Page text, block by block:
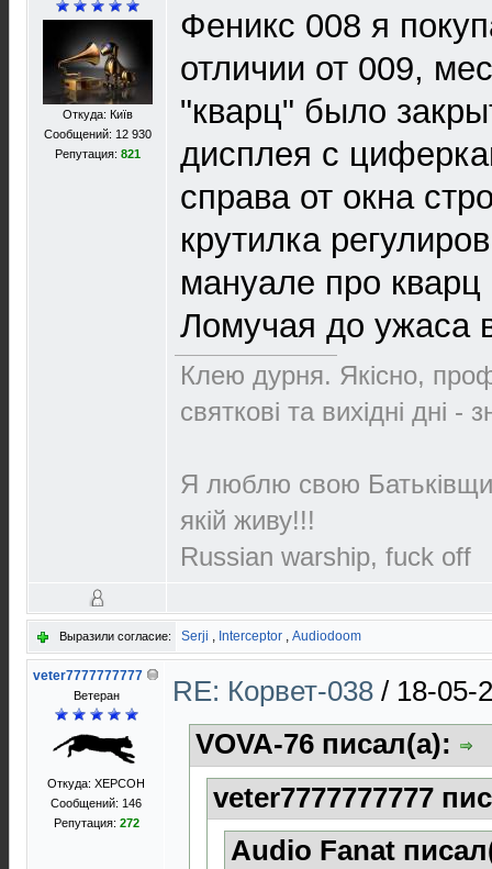
Откуда: Київ
Сообщений: 12 930
Репутация: 821
Феникс 008 я
отличии от 009,
"кварц" было
дисплея с
справа от окна
крутилка
мануале про
Ломучая до ужаса
Клею дурня. Якісно,
святкові та вихідні дні -
Я люблю свою
якій живу!!!
Russian warship, fuck off
Выразили согласие: Serji , Interceptor , Audiodoom
veter7777777777
Ветеран
Откуда: XEРСОН
Сообщений: 146
Репутация: 272
RE: Корвет-038 / 18-05-
VOVA-76 писал(а):
veter7777777777
Audio Fanat